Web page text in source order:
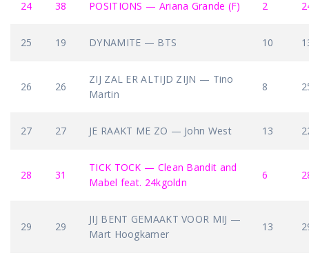
24 38 POSITIONS — Ariana Grande (F) 2
25 19 DYNAMITE — BTS 10
26 26
ZIJ ZAL ER ALTIJD ZIJN — Tino
Martin
8
27 27 JE RAAKT ME ZO — John West 13
28 31
TICK TOCK — Clean Bandit and
Mabel feat. 24kgoldn
6
29 29
JIJ BENT GEMAAKT VOOR MIJ —
Mart Hoogkamer
13